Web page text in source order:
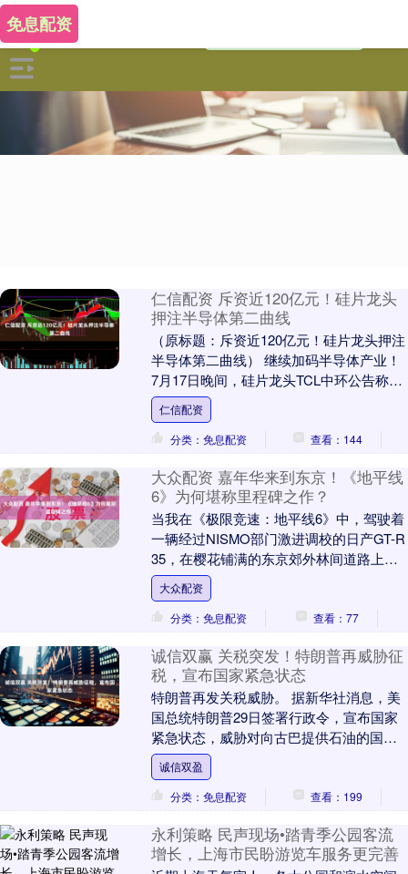
免息配资
仁信配资 斥资近120亿元！硅片龙头
押注半导体第二曲线
（原标题：斥资近120亿元！硅片龙头押注
半导体第二曲线） 继续加码半导体产业！
7月17日晚间，硅片龙头TCL中环公告称，
公司子公司中环领先拟以深圳中环领先为
主....
仁信配资
分类：免息配资
查看：144
大众配资 嘉年华来到东京！《地平线
6》为何堪称里程碑之作？
当我在《极限竞速：地平线6》中，驾驶着
一辆经过NISMO部门激进调校的日产GT-R
35，在樱花铺满的东京郊外林间道路上呼
啸而过时，VR38发动机撕裂搬的咆哮声....
大众配资
分类：免息配资
查看：77
诚信双赢 关税突发！特朗普再威胁征
税，宣布国家紧急状态
特朗普再发关税威胁。 据新华社消息，美
国总统特朗普29日签署行政令，宣布国家
紧急状态，威胁对向古巴提供石油的国家
输美商品加征从价关税。 此外，据央视新
闻，当地时....
诚信双盈
分类：免息配资
查看：199
永利策略 民声现场•踏青季公园客流
增长，上海市民盼游览车服务更完善